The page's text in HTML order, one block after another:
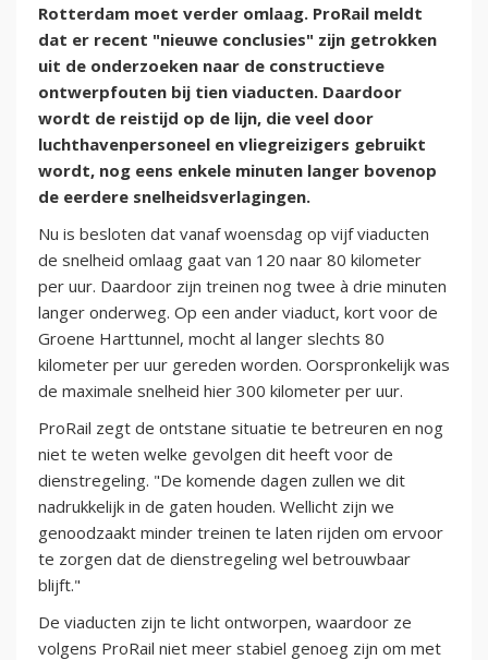
Rotterdam moet verder omlaag. ProRail meldt
dat er recent "nieuwe conclusies" zijn getrokken
uit de onderzoeken naar de constructieve
ontwerpfouten bij tien viaducten. Daardoor
wordt de reistijd op de lijn, die veel door
luchthavenpersoneel en vliegreizigers gebruikt
wordt, nog eens enkele minuten langer bovenop
de eerdere snelheidsverlagingen.
Nu is besloten dat vanaf woensdag op vijf viaducten
de snelheid omlaag gaat van 120 naar 80 kilometer
per uur. Daardoor zijn treinen nog twee à drie minuten
langer onderweg. Op een ander viaduct, kort voor de
Groene Harttunnel, mocht al langer slechts 80
kilometer per uur gereden worden. Oorspronkelijk was
de maximale snelheid hier 300 kilometer per uur.
ProRail zegt de ontstane situatie te betreuren en nog
niet te weten welke gevolgen dit heeft voor de
dienstregeling. "De komende dagen zullen we dit
nadrukkelijk in de gaten houden. Wellicht zijn we
genoodzaakt minder treinen te laten rijden om ervoor
te zorgen dat de dienstregeling wel betrouwbaar
blijft."
De viaducten zijn te licht ontworpen, waardoor ze
volgens ProRail niet meer stabiel genoeg zijn om met